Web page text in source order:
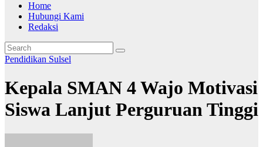
Home
Hubungi Kami
Redaksi
Pendidikan Sulsel
Kepala SMAN 4 Wajo Motivasi
Siswa Lanjut Perguruan Tinggi